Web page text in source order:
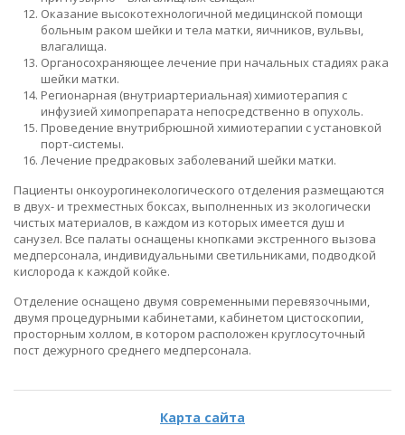
Оказание высокотехнологичной медицинской помощи
больным раком шейки и тела матки, яичников, вульвы,
влагалища.
Органосохраняющее лечение при начальных стадиях рака
шейки матки.
Регионарная (внутриартериальная) химиотерапия с
инфузией химопрепарата непосредственно в опухоль.
Проведение внутрибрюшной химиотерапии с установкой
порт-системы.
Лечение предраковых заболеваний шейки матки.
Пациенты онкоурогинекологического отделения размещаются
в двух- и трехместных боксах, выполненных из экологически
чистых материалов, в каждом из которых имеется душ и
санузел. Все палаты оснащены кнопками экстренного вызова
медперсонала, индивидуальными светильниками, подводкой
кислорода к каждой койке.
Отделение оснащено двумя современными перевязочными,
двумя процедурными кабинетами, кабинетом цистоскопии,
просторным холлом, в котором расположен круглосуточный
пост дежурного среднего медперсонала.
Карта сайта